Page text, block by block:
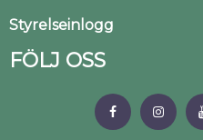
Styrelseinlogg
FÖLJ OSS